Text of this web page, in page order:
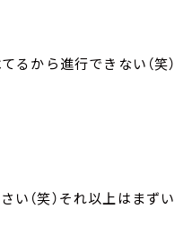
るから進行できない（笑）
い（笑）それ以上はまずい